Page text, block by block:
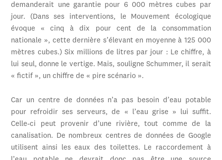
demanderait une garantie pour 6 000 mètres cubes par
jour. (Dans ses interventions, le Mouvement écologique
évoque « cinq à dix pour cent de la consommation
nationale », cette dernière s’élevant en moyenne à 125 000
mètres cubes.) Six millions de litres par jour : Le chiffre, à
lui seul, donne le vertige. Mais, souligne Schummer, il serait
« fictif », un chiffre de « pire scénario ».
Car un centre de données n’a pas besoin d’eau potable
pour refroidir ses serveurs, de « l’eau grise » lui suffit.
Celle-ci peut provenir d’une rivière, tout comme de la
canalisation. De nombreux centres de données de Google
utilisent ainsi les eaux des toilettes. Le raccordement à